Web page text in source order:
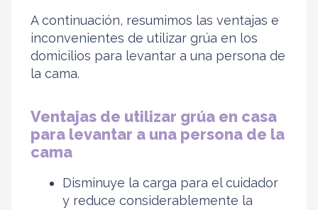
A continuación, resumimos las ventajas e
inconvenientes de utilizar grúa en los
domicilios para levantar a una persona de
la cama.
Ventajas de utilizar grúa en casa
para levantar a una persona de la
cama
Disminuye la carga para el cuidador
y reduce considerablemente la